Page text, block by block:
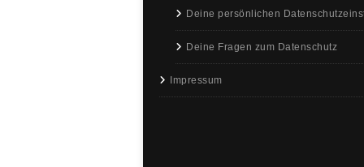
Deine persönlichen
Deine Fragen zum Datenschutz
Impressum